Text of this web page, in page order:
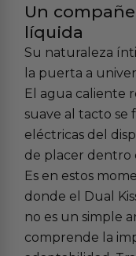
Un
líquida
Su naturaleza
la puerta a
El agua caliente
suave al tacto se
eléctricas del
de placer dentro
Es en estos
donde el Dual
no es un simple
comprende la